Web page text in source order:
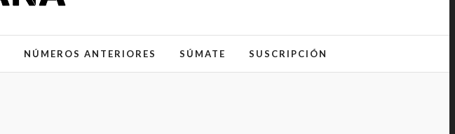
NÚMEROS ANTERIORES SÚMATE SUSCRIPCIÓN